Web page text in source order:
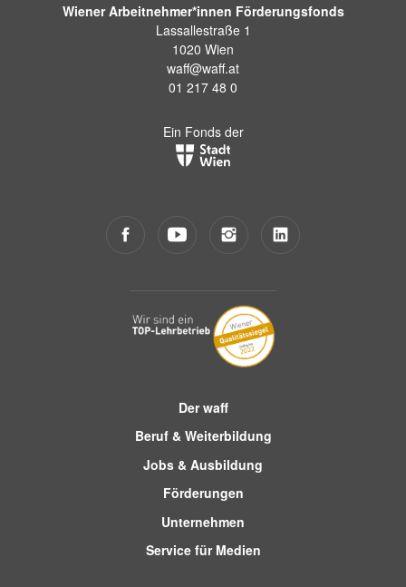
Wiener Arbeitnehmer*innen Förderungsfonds
Lassallestraße 1
1020 Wien
waff@waff.at
01 217 48 0
Ein Fonds der
Der waff
Beruf & Weiterbildung
Jobs & Ausbildung
Förderungen
Unternehmen
Service für Medien